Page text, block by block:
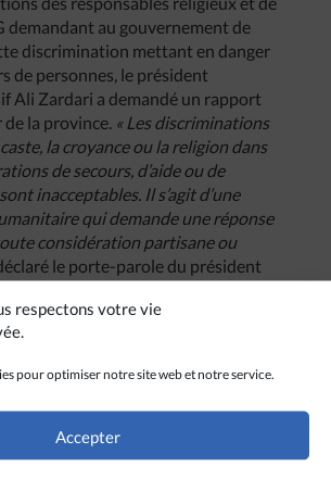
respectons votre vie
pour optimiser notre site web et notre service.
Accepter
demandant au gouvernement de
discrimination mettant en danger
de personnes, le président
Ali Zardari a demandé un rapport
la province. « Les discriminations
la croyance ou la religion dans
de secours, d’aide ou de
inacceptables. Il s’agit d’une
qui demande une réponse
considération partisane ou
le porte-parole du président